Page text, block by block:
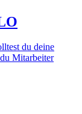
du deine
Mitarbeiter